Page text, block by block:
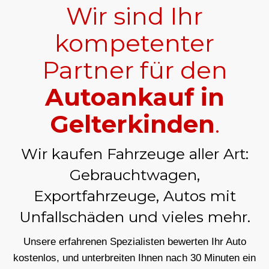
Wir sind Ihr
kompetenter
Partner für den
Autoankauf in
Gelterkinden.
Wir kaufen Fahrzeuge aller Art:
Gebrauchtwagen,
Exportfahrzeuge, Autos mit
Unfallschäden und vieles mehr.
Unsere erfahrenen Spezialisten bewerten Ihr Auto
kostenlos, und unterbreiten Ihnen nach 30 Minuten ein